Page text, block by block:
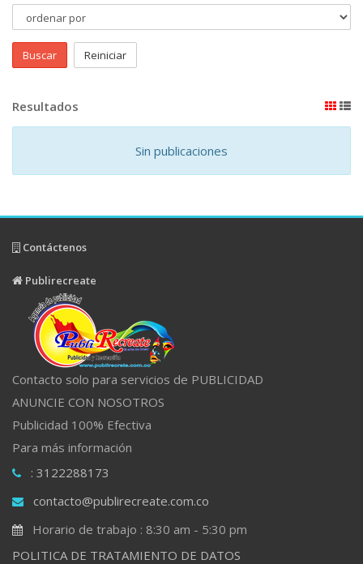
Buscar Reiniciar
Resultados
Sin publicaciones
Contáctenos
Publirecreate
Contacto solo para servicios de PUBLICIDAD
ANUNCIE CON NOSOTROS
Publicidad 100% Efectiva
Para más información
: 3122288173
contacto@publirecreate.com.co
Horario de trabajo : 8:30 am - 5:30 pm
POLITICA DE TRATAMIENTO DE DATOS